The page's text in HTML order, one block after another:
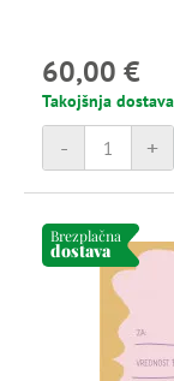
60,00 €
Takojšnja
+
-
Brezplačna
dostava